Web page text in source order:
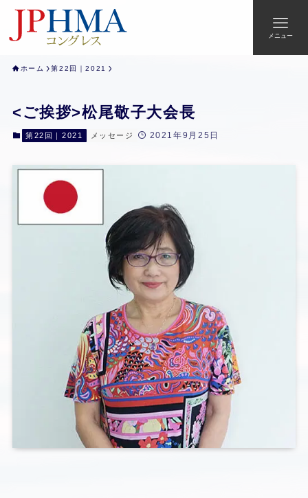
メニュー
ホーム 第22回｜2021
<ご挨拶>松尾敬子大会長
第22回｜2021 メッセージ 2021年9月25日